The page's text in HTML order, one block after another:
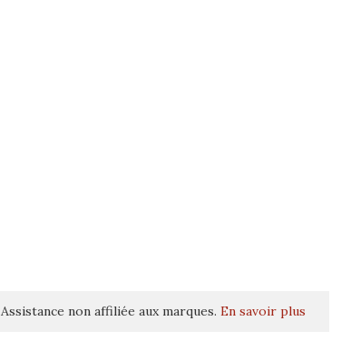
Assistance non affiliée aux marques. En savoir plus